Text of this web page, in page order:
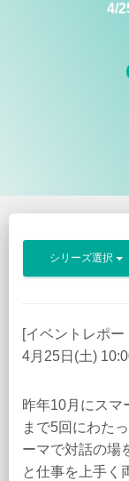
4/
シリーズ選択
[イベントレポ
4月25日(土)
昨年10月にスマ
まで5回にわた
ーマで対話の場
と仕事を上手く